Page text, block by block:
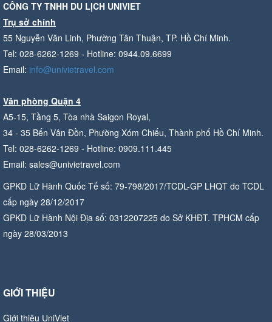
CÔNG TY TNHH DU LỊCH UNIVIET
Trụ sở chính
55 Nguyễn Văn Linh, Phường Tân Thuận, TP. Hồ Chí Minh.
Tel: 028-6262-1269 - Hotline: 0944.09.6699
Email: info@univietravel.com
Văn phòng Quận 4
A5-15, Tầng 5, Tòa nhà Saigon Royal,
34 - 35 Bến Vân Đồn, Phường Xóm Chiếu, Thành phố Hồ Chí Minh.
Tel: 028-6262-1269 - Hotline: 0909.111.445
Email: sales@univietravel.com
GPKD Lữ Hành Quốc Tế số: 79-798/2017/TCDL-GP LHQT do TCDL
cấp ngày 28/12/2017
GPKD Lữ Hành Nội Địa số: 0312207225 do Sở KHĐT. TPHCM cấp
ngày 28/03/2013
GIỚI THIỆU
Giới thiệu UniViet